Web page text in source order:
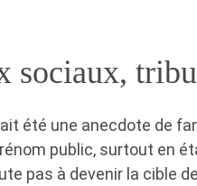
sociaux,
été une anecdote de
public, surtout en
pas à devenir la cible